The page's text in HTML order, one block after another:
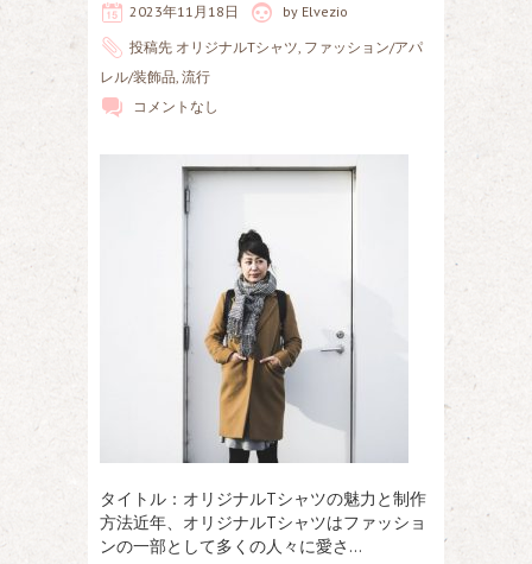
2023年11月18日 by Elvezio
投稿先 オリジナルTシャツ, ファッション/アパ
レル/装飾品, 流行
コメントなし
タイトル：オリジナルTシャツの魅力と制作
方法近年、オリジナルTシャツはファッショ
ンの一部として多くの人々に愛さ…